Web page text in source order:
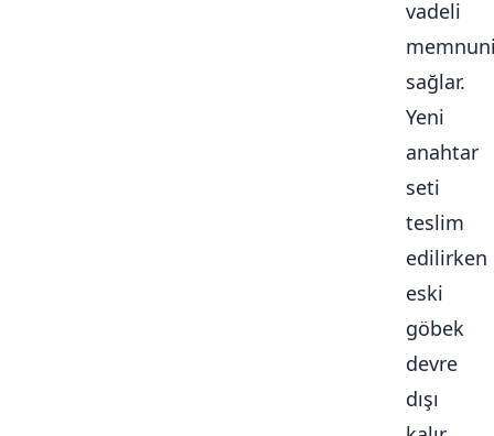
vadeli
sağlar.
Yeni
anahtar
seti
teslim
edilirken
eski
göbek
devre
dışı